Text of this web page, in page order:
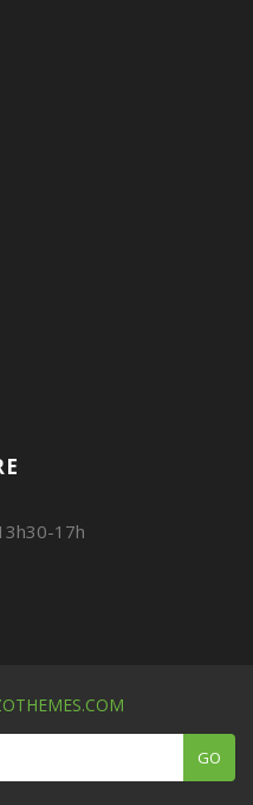
17h
GO